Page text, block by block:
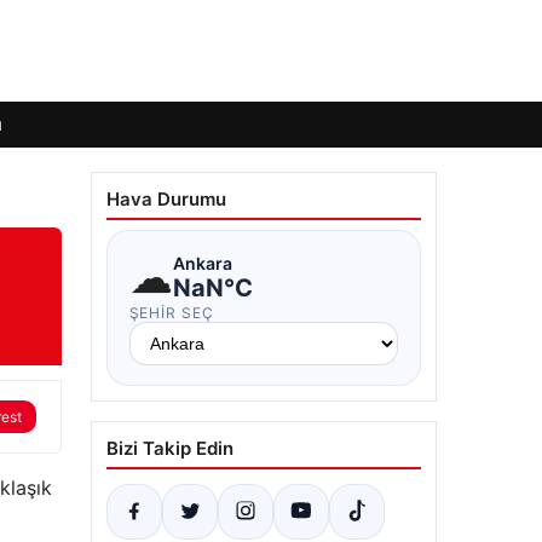
Hava Durumu
☁Ankara
NaN°C
ŞEHIR SEÇ
Bizi Takip Edin